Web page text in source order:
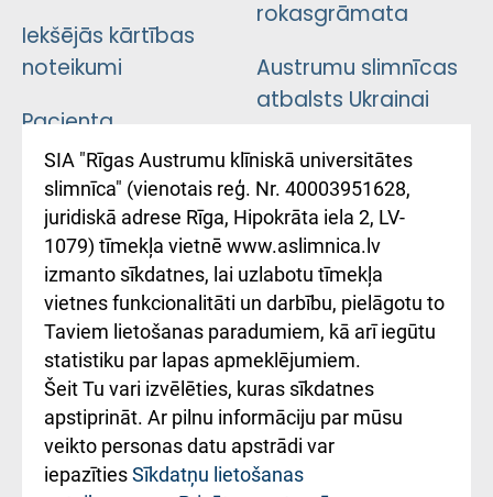
Iekšējās kārtības
noteikumi
Pacienta
atsauksmju/sūdzību
iesniegšanas
kārtība
Kā pie mums nokļūt
Rēķinu apmaksas
ceļvedis
Rekvizīti un
ārstniecības
iestādes kods
rokasgrāmata
Austrumu slimnīcas
atbalsts Ukrainai
Підтримка Східної
лікарні та співпраця з
Україною
SIA "Rīgas Austrumu klīniskā universitātes
slimnīca" (vienotais reģ. Nr. 40003951628,
juridiskā adrese Rīga, Hipokrāta iela 2, LV-
1079) tīmekļa vietnē www.aslimnica.lv
izmanto sīkdatnes, lai uzlabotu tīmekļa
vietnes funkcionalitāti un darbību, pielāgotu to
Taviem lietošanas paradumiem, kā arī iegūtu
statistiku par lapas apmeklējumiem.
Šeit Tu vari izvēlēties, kuras sīkdatnes
apstiprināt. Ar pilnu informāciju par mūsu
veikto personas datu apstrādi var
iepazītiesSīkdatņu lietošanas